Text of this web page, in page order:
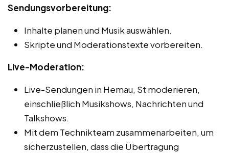
Sendungsvorbereitung:
Inhalte planen und Musik auswählen.
Skripte und Moderationstexte vorbereiten.
Live-Moderation:
Live-Sendungen in Hemau, St moderieren,
einschließlich Musikshows, Nachrichten und
Talkshows.
Mit dem Technikteam zusammenarbeiten, um
sicherzustellen, dass die Übertragung